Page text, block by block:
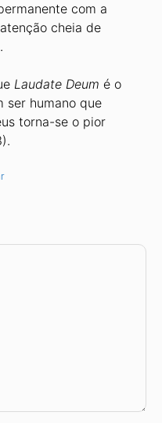
com a
cheia de
Laudate Deum é o
ser humano que
torna-se o pior